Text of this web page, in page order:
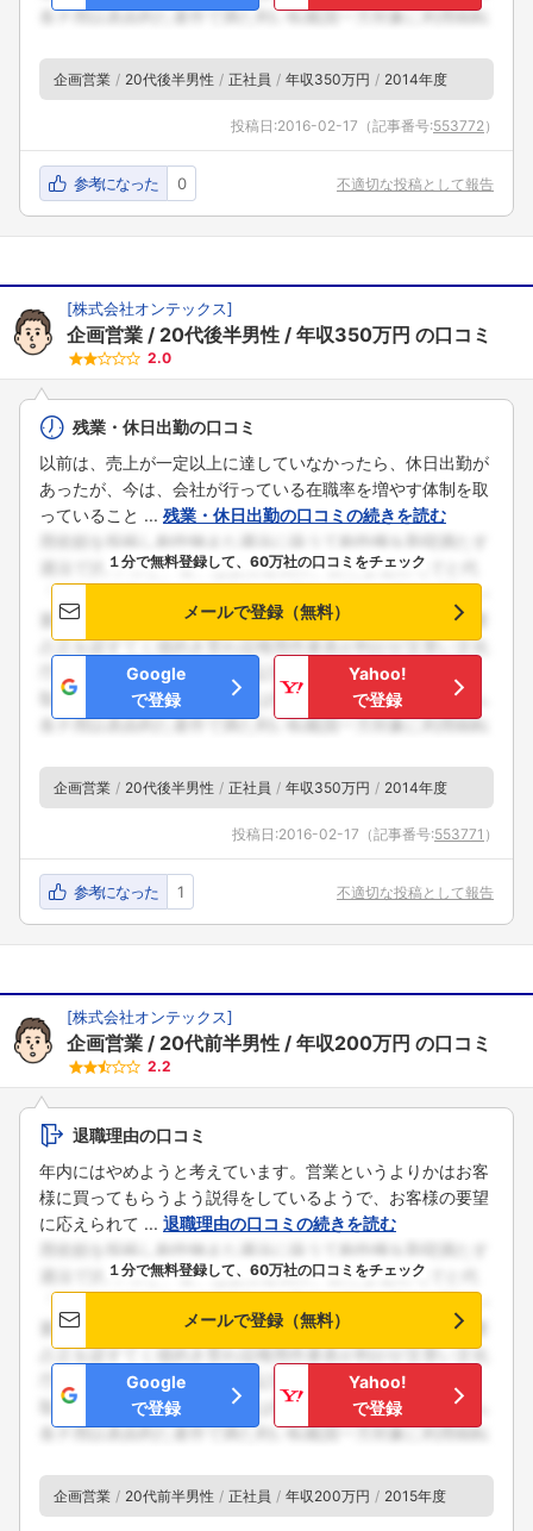
企画営業 20代後半男性 正社員 年収350万円 2014年度
投稿日:2016-02-17 （記事番号:553772 ）
参考になった 0 不適切な投稿として報告
[株式会社オンテックス]
企画営業 20代後半男性 年収350万円 の口コミ
2.0
残業・休日出勤の口コミ
以前は、売上が一定以上に達していなかったら、休日出勤が
あったが、今は、会社が行っている在職率を増やす体制を取
っていること ... 残業・休日出勤の口コミの続きを読む
１分で無料登録して、60万社の口コミをチェック
メールで登録（無料）
Google
で登録
Yahoo!
で登録
企画営業 20代後半男性 正社員 年収350万円 2014年度
投稿日:2016-02-17 （記事番号:553771 ）
参考になった 1 不適切な投稿として報告
[株式会社オンテックス]
企画営業 20代前半男性 年収200万円 の口コミ
2.2
退職理由の口コミ
年内にはやめようと考えています。営業というよりかはお客
様に買ってもらうよう説得をしているようで、お客様の要望
に応えられて ... 退職理由の口コミの続きを読む
１分で無料登録して、60万社の口コミをチェック
メールで登録（無料）
Google
で登録
Yahoo!
で登録
企画営業 20代前半男性 正社員 年収200万円 2015年度